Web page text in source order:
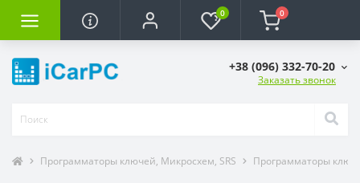
0 0
+38 (096) 332-70-20
Заказать звонок
Программаторы ключей, Микросхем, SRS Программаторы